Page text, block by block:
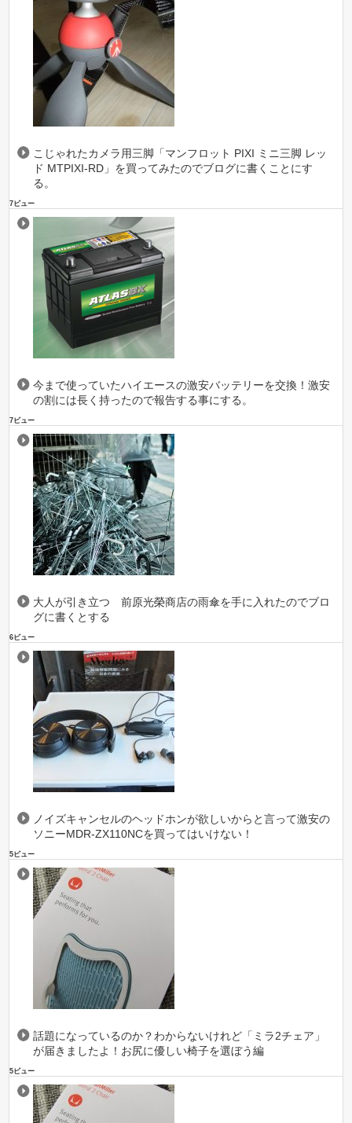
こじゃれたカメラ用三脚「マンフロット PIXI ミニ三脚 レッ
ド MTPIXI-RD」を買ってみたのでブログに書くことにす
る。
7ビュー
今まで使っていたハイエースの激安バッテリーを交換！激安
の割には長く持ったので報告する事にする。
7ビュー
大人が引き立つ 前原光榮商店の雨傘を手に入れたのでブロ
グに書くとする
6ビュー
ノイズキャンセルのヘッドホンが欲しいからと言って激安の
ソニーMDR-ZX110NCを買ってはいけない！
5ビュー
話題になっているのか？わからないけれど「ミラ2チェア」
が届きましたよ！お尻に優しい椅子を選ぼう編
5ビュー